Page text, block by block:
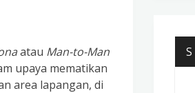
atau Man-to-Man
upaya mematikan
area lapangan, di
S